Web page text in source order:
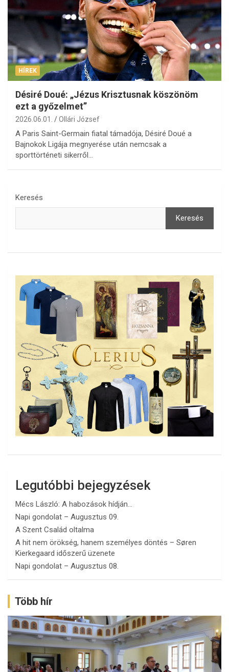
HÍREK
Désiré Doué: „Jézus Krisztusnak köszönöm
ezt a győzelmet”
2026.06.01. Ollári József
A Paris Saint-Germain fiatal támadója, Désiré Doué a
Bajnokok Ligája megnyerése után nemcsak a
sporttörténeti sikerről…
Keresés
Keresés
Legutóbbi bejegyzések
Mécs László: A habozások hídján…
Napi gondolat – Augusztus 09.
A Szent Család oltalma
A hit nem örökség, hanem személyes döntés – Søren
Kierkegaard időszerű üzenete
Napi gondolat – Augusztus 08.
Több hír